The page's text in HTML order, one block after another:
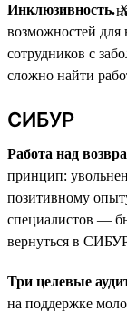
Инклюзивность.
возможностей для
сотрудников с
сложно найти
СИБУР
Работа над
принцип:
позитивному
специалистов —
вернуться в
Три целевые
на поддержке